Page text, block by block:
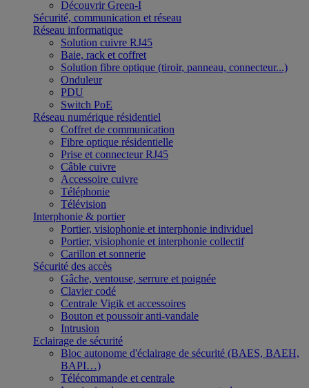
Découvrir Green-I
Sécurité, communication et réseau
Réseau informatique
Solution cuivre RJ45
Baie, rack et coffret
Solution fibre optique (tiroir, panneau, connecteur...)
Onduleur
PDU
Switch PoE
Réseau numérique résidentiel
Coffret de communication
Fibre optique résidentielle
Prise et connecteur RJ45
Câble cuivre
Accessoire cuivre
Téléphonie
Télévision
Interphonie & portier
Portier, visiophonie et interphonie individuel
Portier, visiophonie et interphonie collectif
Carillon et sonnerie
Sécurité des accès
Gâche, ventouse, serrure et poignée
Clavier codé
Centrale Vigik et accessoires
Bouton et poussoir anti-vandale
Intrusion
Eclairage de sécurité
Bloc autonome d'éclairage de sécurité (BAES, BAEH,
BAPI…)
Télécommande et centrale